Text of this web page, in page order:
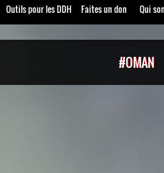
#OMAN
Outils pour les DDH Faites un don
Qui